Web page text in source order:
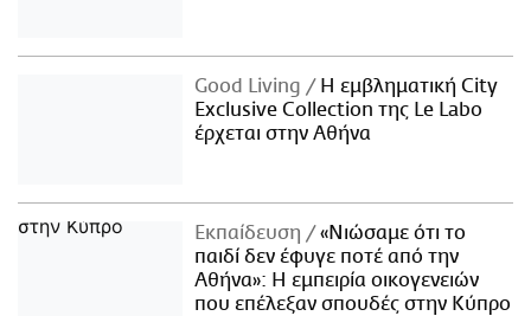
Good Living
Η εμβληματική City
Exclusive Collection της Le Labo
έρχεται στην Αθήνα
Εκπαίδευση
«Νιώσαμε ότι το
παιδί δεν έφυγε ποτέ από την
Αθήνα»: Η εμπειρία οικογενειών
που επέλεξαν σπουδές στην Κύπρο